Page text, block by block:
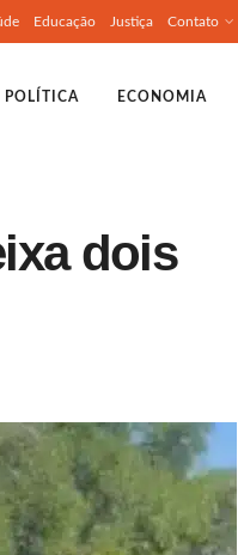
Educação Justiça Contato
POLÍTICA ECONOMIA
dois